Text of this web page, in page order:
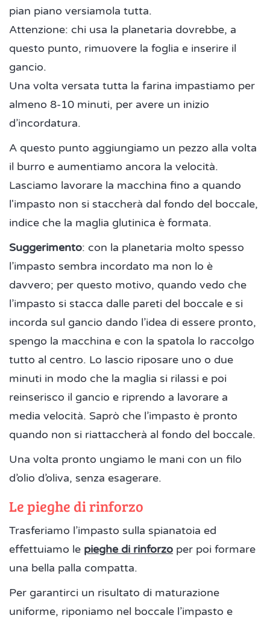
pian piano versiamola tutta.
Attenzione: chi usa la planetaria dovrebbe, a
questo punto, rimuovere la foglia e inserire il
gancio.
Una volta versata tutta la farina impastiamo per
almeno 8-10 minuti, per avere un inizio
d’incordatura.
A questo punto aggiungiamo un pezzo alla volta
il burro e aumentiamo ancora la velocità.
Lasciamo lavorare la macchina fino a quando
l'impasto non si staccherà dal fondo del boccale,
indice che la maglia glutinica è formata.
Suggerimento: con la planetaria molto spesso
l’impasto sembra incordato ma non lo è
davvero; per questo motivo, quando vedo che
l’impasto si stacca dalle pareti del boccale e si
incorda sul gancio dando l’idea di essere pronto,
spengo la macchina e con la spatola lo raccolgo
tutto al centro. Lo lascio riposare uno o due
minuti in modo che la maglia si rilassi e poi
reinserisco il gancio e riprendo a lavorare a
media velocità. Saprò che l’impasto è pronto
quando non si riattaccherà al fondo del boccale.
Una volta pronto ungiamo le mani con un filo
d’olio d’oliva, senza esagerare.
Le pieghe di rinforzo
Trasferiamo l’impasto sulla spianatoia ed
effettuiamo le pieghe di rinforzo per poi formare
una bella palla compatta.
Per garantirci un risultato di maturazione
uniforme, riponiamo nel boccale l’impasto e